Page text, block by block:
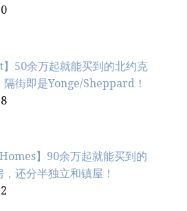
】50余万起就能买到的北约克
隔街即是Yonge/Sheppard！
】90余万起就能买到的
还分半独立和镇屋！